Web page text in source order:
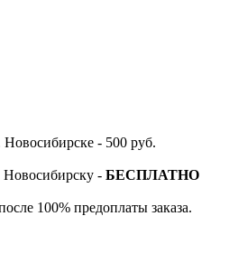
Новосибирске - 500 руб.
Новосибирску - БЕСПЛАТНО
100% предоплаты заказа.